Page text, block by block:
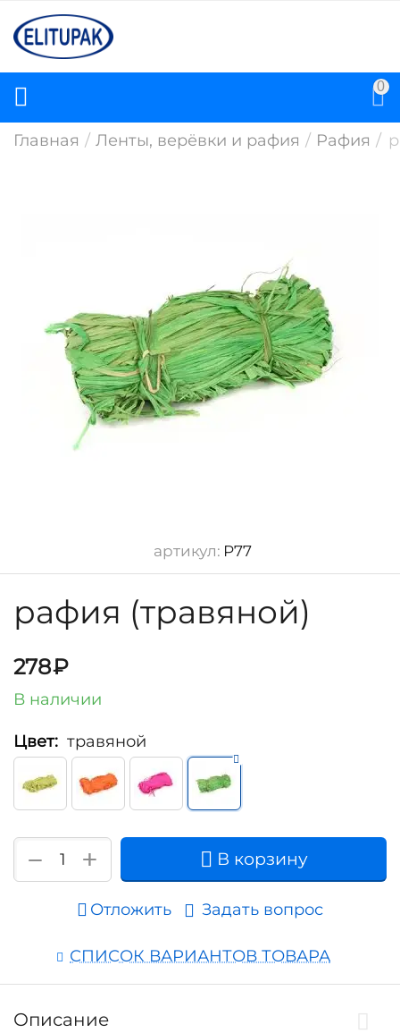
0
Главная / Ленты, верёвки и рафия / Рафия /
артикул: Р77
рафия (травяной)
278₽
В наличии
Цвет: травяной
+
− В корзину
Отложить Задать вопрос
СПИСОК ВАРИАНТОВ ТОВАРА
Описание